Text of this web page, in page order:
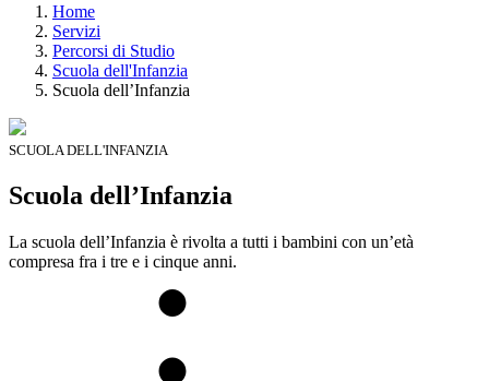
Home
Servizi
Percorsi di Studio
Scuola dell'Infanzia
Scuola dell’Infanzia
SCUOLA DELL'INFANZIA
Scuola dell’Infanzia
La scuola dell’Infanzia è rivolta a tutti i bambini con un’età
compresa fra i tre e i cinque anni.